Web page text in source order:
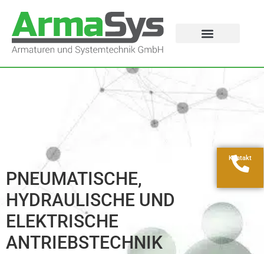
PNEUMATISCHE,
HYDRAULISCHE UND
ELEKTRISCHE
ANTRIEBSTECHNIK
Kontakt